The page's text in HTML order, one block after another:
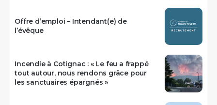
Offre d’emploi – Intendant(e) de
l’évêque
Incendie à Cotignac : « Le feu a frappé
tout autour, nous rendons grâce pour
les sanctuaires épargnés »